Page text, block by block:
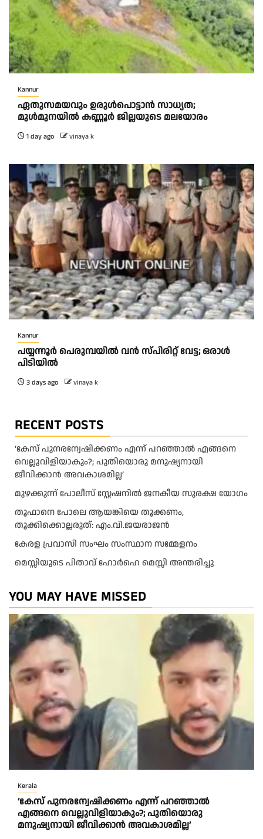
Kannur
ഏതുസമയവും ഉരുൾപൊട്ടാൻ സാധ്യത;
മുൾമുനയിൽ കണ്ണൂർ ജില്ലയുടെ മലയോരം
1 day ago vinaya k
Kannur
പയ്യന്നൂർ പെരുമ്പയിൽ വൻ സ്‌പിരിറ്റ് വേട്ട; ഒരാൾ
പിടിയിൽ
3 days ago vinaya k
RECENT POSTS
‘കേസ് പുനരന്വേഷിക്കണം എന്ന് പറഞ്ഞാൽ എങ്ങനെ
വെല്ലുവിളിയാകും?; പുതിയൊരു മനുഷ്യനായി
ജീവിക്കാൻ അവകാശമില്ല’
മുഴക്കുന്ന് പോലീസ് സ്റ്റേഷനിൽ ജനകീയ സുരക്ഷ യോഗം
തൂഫാനെ പോലെ ആയങ്കിയെ തൂക്കണം,
തൂക്കിക്കൊല്ലരുത്: എം.വി.ജയരാജന്‍
കേരള പ്രവാസി സംഘം സംസ്ഥാന സമ്മേളനം
മെസ്സിയുടെ പിതാവ് ഹോർഹെ മെസ്സി അന്തരിച്ചു
YOU MAY HAVE MISSED
Kerala
‘കേസ് പുനരന്വേഷിക്കണം എന്ന് പറഞ്ഞാൽ
എങ്ങനെ വെല്ലുവിളിയാകും?; പുതിയൊരു
മനുഷ്യനായി ജീവിക്കാൻ അവകാശമില്ല’